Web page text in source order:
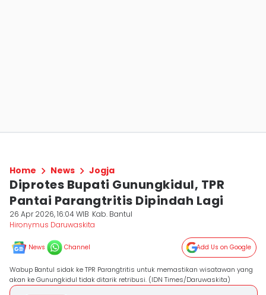
Home News Jogja
Diprotes Bupati Gunungkidul, TPR
Pantai Parangtritis Dipindah Lagi
26 Apr 2026, 16:04 WIB Kab. Bantul
Hironymus Daruwaskita
News Channel Add Us on Google
Wabup Bantul sidak ke TPR Parangtritis untuk memastikan wisatawan yang
akan ke Gunungkidul tidak ditarik retribusi. (IDN Times/Daruwaskita)